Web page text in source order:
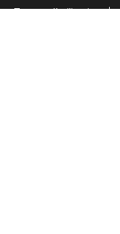
Termes d’utilisation